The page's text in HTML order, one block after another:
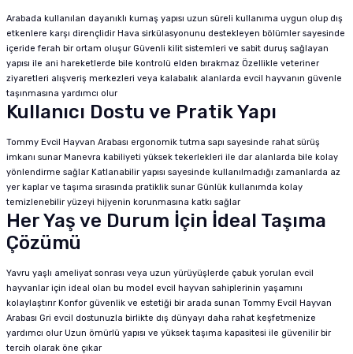
Arabada kullanılan dayanıklı kumaş yapısı uzun süreli kullanıma uygun olup dış
etkenlere karşı dirençlidir Hava sirkülasyonunu destekleyen bölümler sayesinde
içeride ferah bir ortam oluşur Güvenli kilit sistemleri ve sabit duruş sağlayan
yapısı ile ani hareketlerde bile kontrolü elden bırakmaz Özellikle veteriner
ziyaretleri alışveriş merkezleri veya kalabalık alanlarda evcil hayvanın güvenle
taşınmasına yardımcı olur
Kullanıcı Dostu ve Pratik Yapı
Tommy Evcil Hayvan Arabası ergonomik tutma sapı sayesinde rahat sürüş
imkanı sunar Manevra kabiliyeti yüksek tekerlekleri ile dar alanlarda bile kolay
yönlendirme sağlar Katlanabilir yapısı sayesinde kullanılmadığı zamanlarda az
yer kaplar ve taşıma sırasında pratiklik sunar Günlük kullanımda kolay
temizlenebilir yüzeyi hijyenin korunmasına katkı sağlar
Her Yaş ve Durum İçin İdeal Taşıma
Çözümü
Yavru yaşlı ameliyat sonrası veya uzun yürüyüşlerde çabuk yorulan evcil
hayvanlar için ideal olan bu model evcil hayvan sahiplerinin yaşamını
kolaylaştırır Konfor güvenlik ve estetiği bir arada sunan Tommy Evcil Hayvan
Arabası Gri evcil dostunuzla birlikte dış dünyayı daha rahat keşfetmenize
yardımcı olur Uzun ömürlü yapısı ve yüksek taşıma kapasitesi ile güvenilir bir
tercih olarak öne çıkar